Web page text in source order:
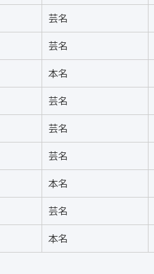
芸名
芸名
本名
芸名
芸名
芸名
本名
芸名
本名